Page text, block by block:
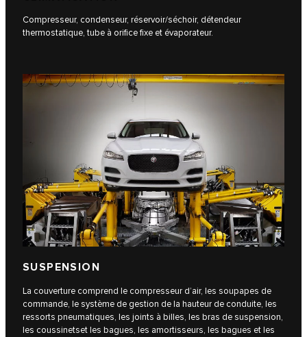
Compresseur, condenseur, réservoir/séchoir, détendeur
thermostatique, tube à orifice fixe et évaporateur.
SUSPENSION
La couverture comprend le compresseur d’air, les soupapes de
commande, le système de gestion de la hauteur de conduite, les
ressorts pneumatiques, les joints à billes, les bras de suspension,
les coussinetset les bagues, les amortisseurs, les bagues et les